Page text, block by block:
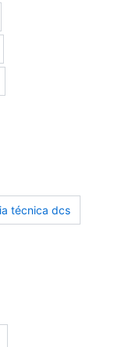
técnica dcs